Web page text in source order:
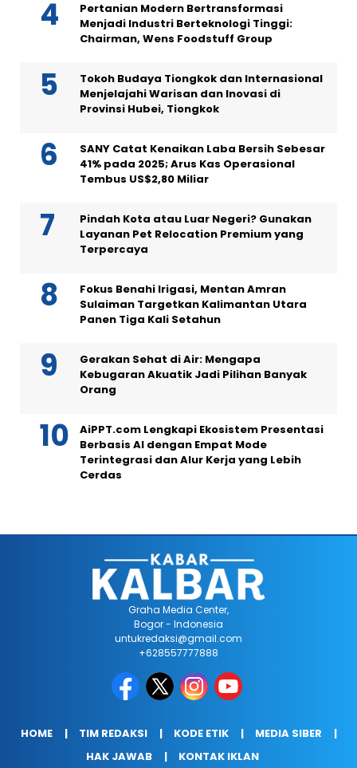
Pertanian Modern Bertransformasi
Menjadi Industri Berteknologi Tinggi:
Chairman, Wens Foodstuff Group
Tokoh Budaya Tiongkok dan Internasional
Menjelajahi Warisan dan Inovasi di
Provinsi Hubei, Tiongkok
SANY Catat Kenaikan Laba Bersih Sebesar
41% pada 2025; Arus Kas Operasional
Tembus US$2,80 Miliar
Pindah Kota atau Luar Negeri? Gunakan
Layanan Pet Relocation Premium yang
Terpercaya
Fokus Benahi Irigasi, Mentan Amran
Sulaiman Targetkan Kalimantan Utara
Panen Tiga Kali Setahun
Gerakan Sehat di Air: Mengapa
Kebugaran Akuatik Jadi Pilihan Banyak
Orang
AiPPT.com Lengkapi Ekosistem Presentasi
Berbasis AI dengan Empat Mode
Terintegrasi dan Alur Kerja yang Lebih
Cerdas
Graha Media Center,
Bogor - Indonesia
untukredaksi@gmail.com
+628557777888
HOME TIM REDAKSI KODE ETIK
MEDIA SIBER
HAK JAWAB
KONTAK IKLAN